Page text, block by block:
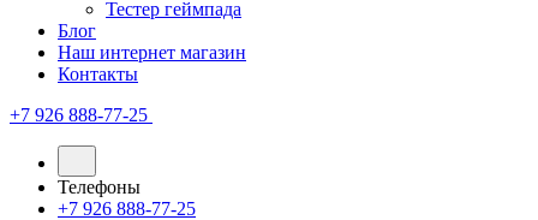
Тестер геймпада
Блог
Наш интернет магазин
Контакты
+7 926 888-77-25
Телефоны
+7 926 888-77-25